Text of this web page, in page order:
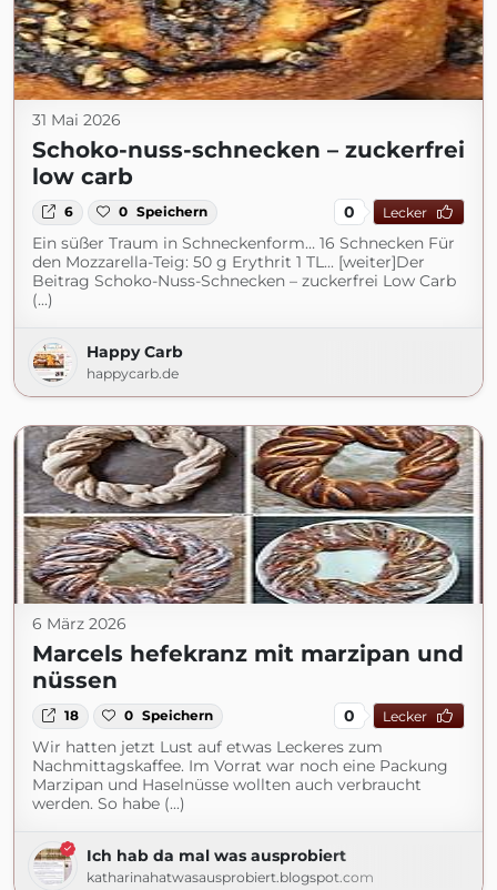
31 Mai 2026
Schoko-nuss-schnecken – zuckerfrei
low carb
6 0 Speichern 0 Lecker
Ein süßer Traum in Schneckenform… 16 Schnecken Für
den Mozzarella-Teig: 50 g Erythrit 1 TL... [weiter]Der
Beitrag Schoko-Nuss-Schnecken – zuckerfrei Low Carb
(...)
Happy Carb
happycarb.de
6 März 2026
Marcels hefekranz mit marzipan und
nüssen
18 0 Speichern 0 Lecker
Wir hatten jetzt Lust auf etwas Leckeres zum
Nachmittagskaffee. Im Vorrat war noch eine Packung
Marzipan und Haselnüsse wollten auch verbraucht
werden. So habe (...)
Ich hab da mal was ausprobiert
katharinahatwasausprobiert.blogspot.com